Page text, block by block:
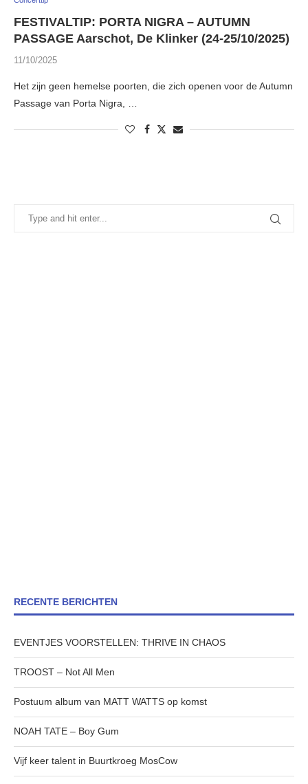
FESTIVALTIP: PORTA NIGRA – AUTUMN
PASSAGE Aarschot, De Klinker (24-25/10/2025)
11/10/2025
Het zijn geen hemelse poorten, die zich openen voor de Autumn
Passage van Porta Nigra, …
RECENTE BERICHTEN
EVENTJES VOORSTELLEN: THRIVE IN CHAOS
TROOST – Not All Men
Postuum album van MATT WATTS op komst
NOAH TATE – Boy Gum
Vijf keer talent in Buurtkroeg MosCow